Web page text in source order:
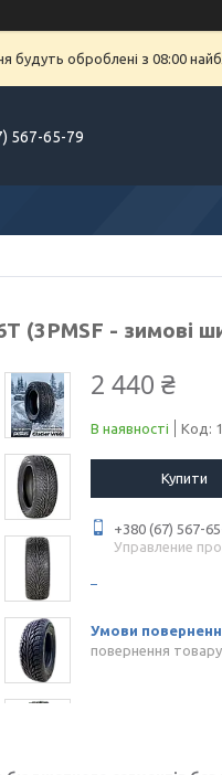
будуть оброблені з 08:00
567-65-79
(3PMSF - зимові
2 440 ₴
В наявності Код:
Купити
+380 (67) 567-
Управление
повернення